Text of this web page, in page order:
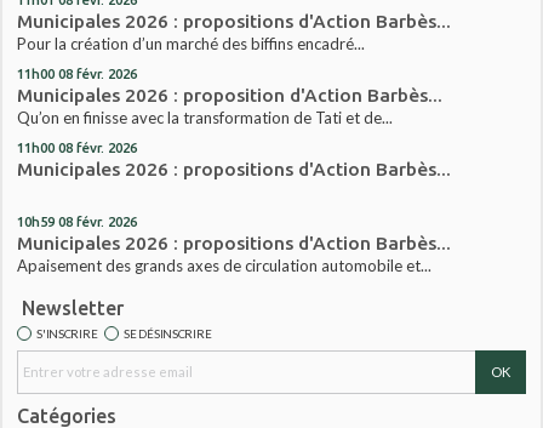
Municipales 2026 : propositions d'Action Barbès...
Pour la création d’un marché des biffins encadré...
11h00 08 févr. 2026
Municipales 2026 : proposition d'Action Barbès...
Qu’on en finisse avec la transformation de Tati et de...
11h00 08 févr. 2026
Municipales 2026 : propositions d'Action Barbès...
10h59 08 févr. 2026
Municipales 2026 : propositions d'Action Barbès...
Apaisement des grands axes de circulation automobile et...
Newsletter
S'INSCRIRE SE DÉSINSCRIRE
Catégories